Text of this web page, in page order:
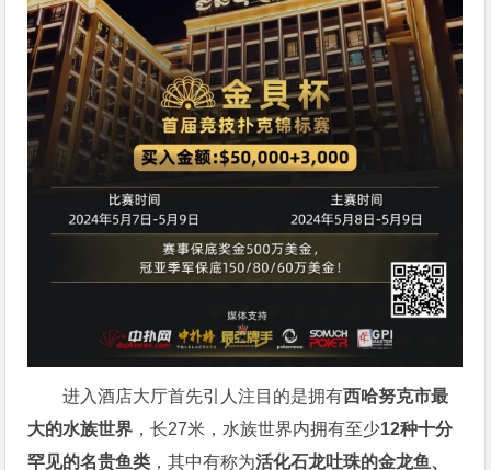
进入酒店大厅首先引人注目的是拥有西哈努克市最
大的水族世界 ，长27米，⽔族世界内拥有⾄少12种十分
罕见的名贵⻥类 ，其中有称为活化石龙吐珠的金龙鱼、